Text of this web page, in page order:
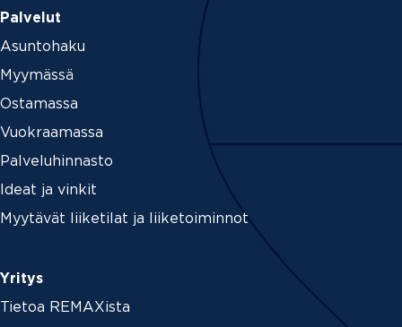
Palvelut
Asuntohaku
Myymässä
Ostamassa
Vuokraamassa
Palveluhinnasto
Ideat ja vinkit
Myytävät liiketilat ja liiketoiminnot
Yritys
Tietoa REMAXista